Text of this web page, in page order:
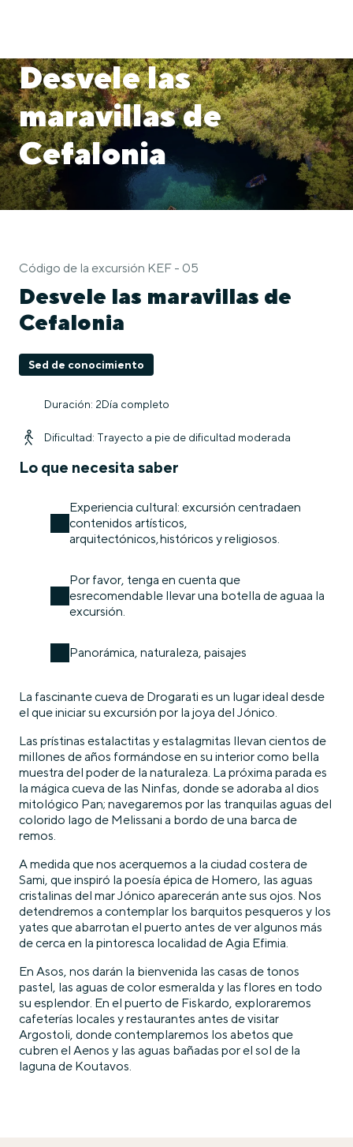
Desvele las
maravillas de
Cefalonia
Código de la excursión KEF - 05
Desvele las maravillas de
Cefalonia
Sed de conocimiento
Duración: 2Día completo
Dificultad: Trayecto a pie de dificultad moderada
Lo que necesita saber
Experiencia cultural: excursión centradaen
contenidos artísticos,
arquitectónicos,históricos y religiosos.
Por favor, tenga en cuenta que
esrecomendable llevar una botella de aguaa la
excursión.
Panorámica, naturaleza, paisajes
La fascinante cueva de Drogarati es un lugar ideal desde
el que iniciar su excursión por la joya del Jónico.
Las prístinas estalactitas y estalagmitas llevan cientos de
millones de años formándose en su interior como bella
muestra del poder de la naturaleza. La próxima parada es
la mágica cueva de las Ninfas, donde se adoraba al dios
mitológico Pan; navegaremos por las tranquilas aguas del
colorido lago de Melissani a bordo de una barca de
remos.
A medida que nos acerquemos a la ciudad costera de
Sami, que inspiró la poesía épica de Homero, las aguas
cristalinas del mar Jónico aparecerán ante sus ojos. Nos
detendremos a contemplar los barquitos pesqueros y los
yates que abarrotan el puerto antes de ver algunos más
de cerca en la pintoresca localidad de Agia Efimia.
En Asos, nos darán la bienvenida las casas de tonos
pastel, las aguas de color esmeralda y las flores en todo
su esplendor. En el puerto de Fiskardo, exploraremos
cafeterías locales y restaurantes antes de visitar
Argostoli, donde contemplaremos los abetos que
cubren el Aenos y las aguas bañadas por el sol de la
laguna de Koutavos.